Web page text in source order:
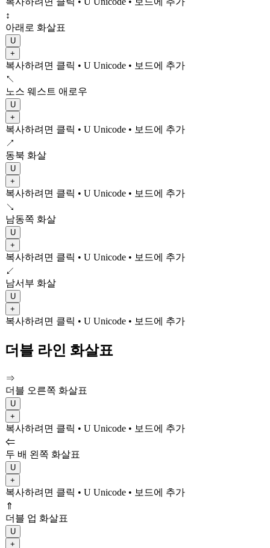
↕
아래로 화살표
U
+
복사하려면 클릭 • U Unicode • 보드에 추가
↖
노스 웨스트 애로우
U
+
복사하려면 클릭 • U Unicode • 보드에 추가
↗
동북 화살
U
+
복사하려면 클릭 • U Unicode • 보드에 추가
↘
남동쪽 화살
U
+
복사하려면 클릭 • U Unicode • 보드에 추가
↙
남서부 화살
U
+
복사하려면 클릭 • U Unicode • 보드에 추가
더블 라인 화살표
⇒
더블 오른쪽 화살표
U
+
복사하려면 클릭 • U Unicode • 보드에 추가
⇐
두 배 왼쪽 화살표
U
+
복사하려면 클릭 • U Unicode • 보드에 추가
⇑
더블 업 화살표
U
+